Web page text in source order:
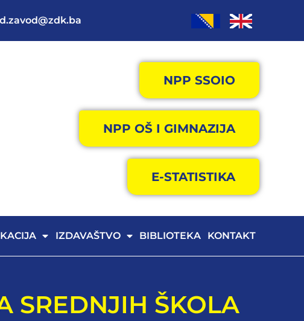
NPP SSOIO
NPP OŠ I GIMNAZIJA
E-STATISTIKA
IZDAVAŠTVO BIBLIOTEKA KONTAKT
SREDNJIH ŠKOLA